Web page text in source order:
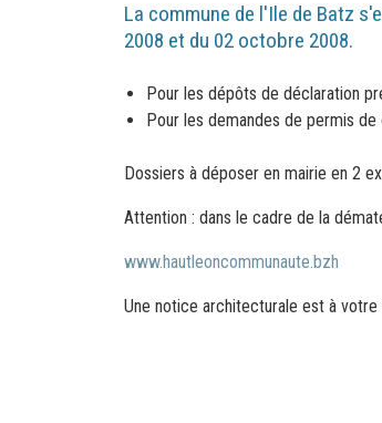
La commune de l'Ile de Batz
2008 et du 02 octobre 2008.
Pour les dépôts de déclaration
Pour les demandes de permis
Dossiers à déposer en mairie en 2
Attention : dans le cadre de la
www.hautleoncommunaute.bzh
Une notice architecturale est à